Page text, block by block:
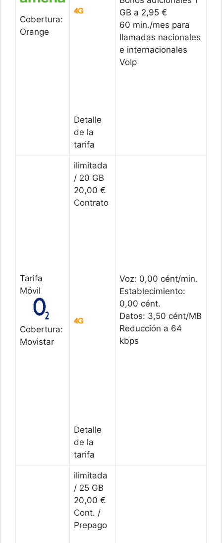
Cobertura:
Orange
Detalle
de la
tarifa
GB a 2,95 €
60 min./mes para
llamadas nacionales
e internacionales
VoIp
Tarifa
Móvil
Cobertura:
Movistar
ilimitada
/ 20 GB
20,00 €
Contrato
Detalle
de la
tarifa
Voz: 0,00 cént/min.
Establecimiento:
0,00 cént.
Datos: 3,50 cént/MB
Reducción a 64
kbps
ilimitada
/ 25 GB
20,00 €
Cont. /
Prepago